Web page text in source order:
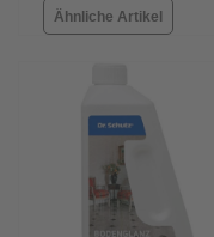
Ähnliche Artikel